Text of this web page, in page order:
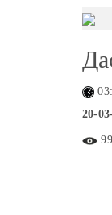
20-